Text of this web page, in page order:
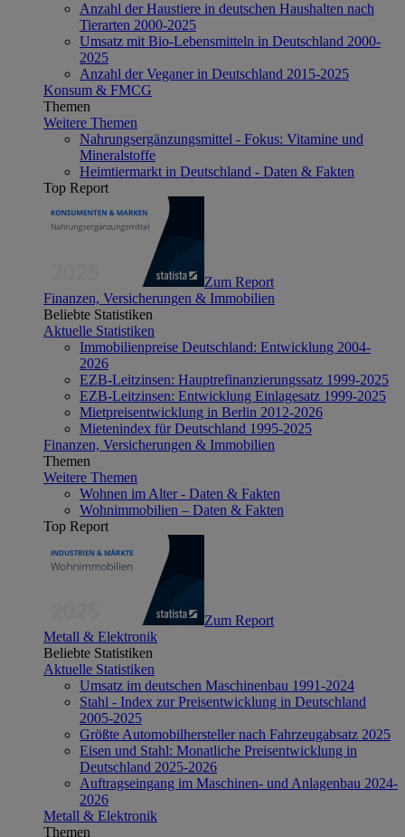
Anzahl der Haustiere in deutschen Haushalten nach
Tierarten 2000-2025
Umsatz mit Bio-Lebensmitteln in Deutschland 2000-
2025
Anzahl der Veganer in Deutschland 2015-2025
Konsum & FMCG
Themen
Weitere Themen
Nahrungsergänzungsmittel - Fokus: Vitamine und
Mineralstoffe
Heimtiermarkt in Deutschland - Daten & Fakten
Top Report
Zum Report
Finanzen, Versicherungen & Immobilien
Beliebte Statistiken
Aktuelle Statistiken
Immobilienpreise Deutschland: Entwicklung 2004-
2026
EZB-Leitzinsen: Hauptrefinanzierungssatz 1999-2025
EZB-Leitzinsen: Entwicklung Einlagesatz 1999-2025
Mietpreisentwicklung in Berlin 2012-2026
Mietenindex für Deutschland 1995-2025
Finanzen, Versicherungen & Immobilien
Themen
Weitere Themen
Wohnen im Alter - Daten & Fakten
Wohnimmobilien – Daten & Fakten
Top Report
Zum Report
Metall & Elektronik
Beliebte Statistiken
Aktuelle Statistiken
Umsatz im deutschen Maschinenbau 1991-2024
Stahl - Index zur Preisentwicklung in Deutschland
2005-2025
Größte Automobilhersteller nach Fahrzeugabsatz 2025
Eisen und Stahl: Monatliche Preisentwicklung in
Deutschland 2025-2026
Auftragseingang im Maschinen- und Anlagenbau 2024-
2026
Metall & Elektronik
Themen